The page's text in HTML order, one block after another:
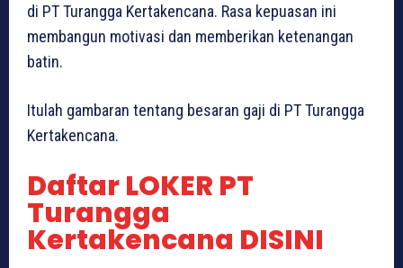
di PT Turangga Kertakencana. Rasa kepuasan ini
membangun motivasi dan memberikan ketenangan
batin.
Itulah gambaran tentang besaran gaji di PT Turangga
Kertakencana.
Daftar LOKER PT
Turangga
Kertakencana DISINI